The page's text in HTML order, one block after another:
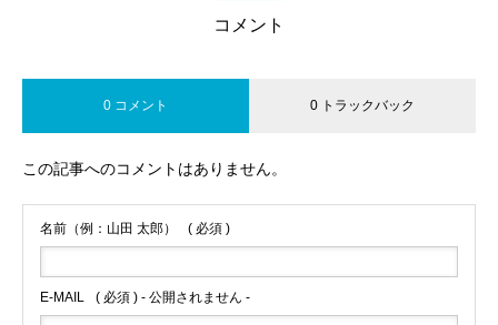
コメント
0 コメント 0 トラックバック
この記事へのコメントはありません。
名前（例：山田 太郎） ( 必須 )
E-MAIL ( 必須 ) - 公開されません -